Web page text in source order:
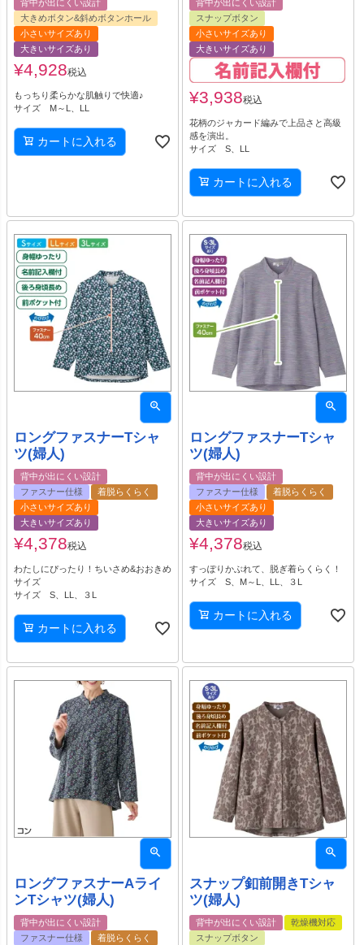
背中が出にくい設計
大きめボタン&斜めボタンホール
小さいサイズあり
大きいサイズあり
¥4,928税込
もっちり柔らかな肌触りで快適♪
サイズ M～L、LL
カートに入れる
背中が出にくい設計
スナップボタン
小さいサイズあり
大きいサイズあり
¥3,938税込
花柄のジャカード編みで上品さと高級
感を演出。
サイズ S、LL
カートに入れる
ロングファスナーTシャ
ツ(婦人)
背中が出にくい設計
ファスナー仕様
着脱らくらく
小さいサイズあり
大きいサイズあり
¥4,378税込
わたしにぴったり！ちいさめ&おおきめ
サイズ
サイズ S、LL、３L
カートに入れる
ロングファスナーTシャ
ツ(婦人)
背中が出にくい設計
ファスナー仕様
着脱らくらく
小さいサイズあり
大きいサイズあり
¥4,378税込
すっぽりかぶれて、脱ぎ着らくらく！
サイズ S、M～L、LL、３L
カートに入れる
ロングファスナーAライ
ンTシャツ(婦人)
背中が出にくい設計
ファスナー仕様
着脱らくらく
スナップ釦前開きTシャ
ツ(婦人)
背中が出にくい設計
乾燥機対応
スナップボタン